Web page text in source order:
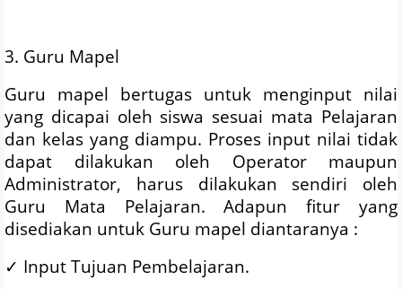
3. Guru Mapel
Guru mapel bertugas untuk menginput nilai
yang dicapai oleh siswa sesuai mata Pelajaran
dan kelas yang diampu. Proses input nilai tidak
dapat dilakukan oleh Operator maupun
Administrator, harus dilakukan sendiri oleh
Guru Mata Pelajaran. Adapun fitur yang
disediakan untuk Guru mapel diantaranya :
✓ Input Tujuan Pembelajaran.